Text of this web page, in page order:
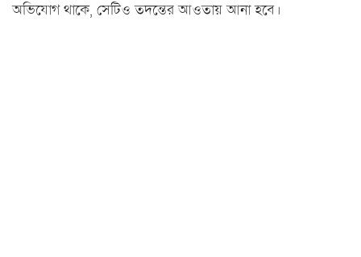
অভিযোগ থাকে, সেটিও তদন্তের আওতায় আনা হবে।